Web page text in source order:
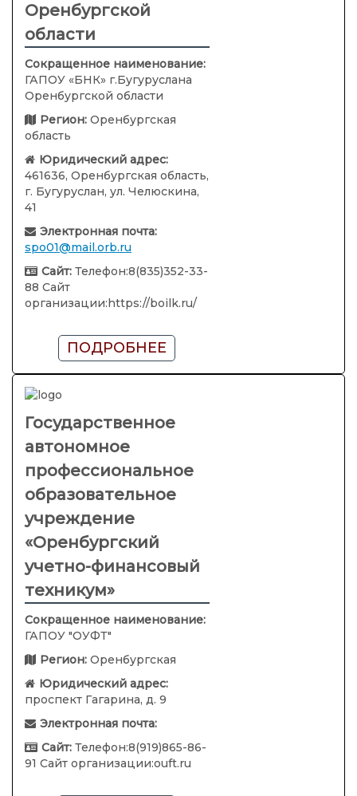
Оренбургской
области
Сокращенное наименование:
ГАПОУ «БНК» г.Бугуруслана
Оренбургской области
Регион: Оренбургская
область
Юридический адрес:
461636, Оренбургская область,
г. Бугуруслан, ул. Челюскина,
41
Электронная почта:
spo01@mail.orb.ru
Сайт: Телефон:8(835)352-33-
88 Сайт
организации:https://boilk.ru/
ПОДРОБНЕЕ
Государственное
автономное
профессиональное
образовательное
учреждение
«Оренбургский
учетно-финансовый
техникум»
Сокращенное наименование:
ГАПОУ "ОУФТ"
Регион: Оренбургская
Юридический адрес:
проспект Гагарина, д. 9
Электронная почта:
Сайт: Телефон:8(919)865-86-
91 Сайт организации:ouft.ru